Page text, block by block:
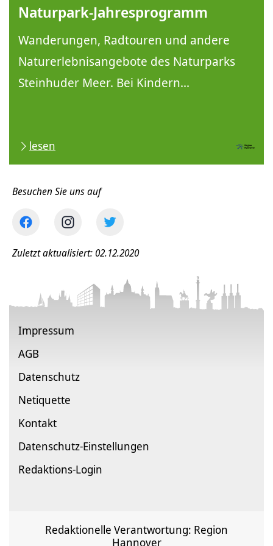
Naturpark-Jahresprogramm
Wanderungen, Radtouren und andere
Naturerlebnisangebote des Naturparks
Steinhuder Meer. Bei Kindern...
lesen
Besuchen Sie uns auf
Zuletzt aktualisiert: 02.12.2020
Impressum
AGB
Datenschutz
Netiquette
Kontakt
Datenschutz-Einstellungen
Redaktions-Login
Redaktionelle Verantwortung: Region
Hannover